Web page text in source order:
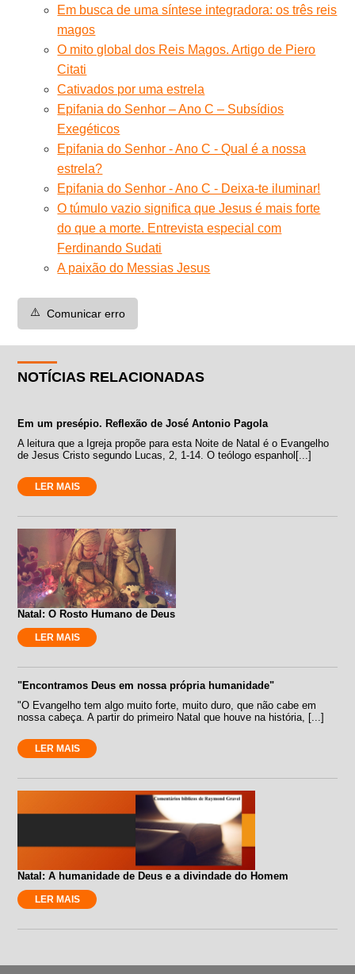
Em busca de uma síntese integradora: os três reis
magos
O mito global dos Reis Magos. Artigo de Piero
Citati
Cativados por uma estrela
Epifania do Senhor – Ano C – Subsídios
Exegéticos
Epifania do Senhor - Ano C - Qual é a nossa
estrela?
Epifania do Senhor - Ano C - Deixa-te iluminar!
O túmulo vazio significa que Jesus é mais forte
do que a morte. Entrevista especial com
Ferdinando Sudati
A paixão do Messias Jesus
⚠️ Comunicar erro
NOTÍCIAS RELACIONADAS
Em um presépio. Reflexão de José Antonio Pagola
A leitura que a Igreja propõe para esta Noite de Natal é o Evangelho
de Jesus Cristo segundo Lucas, 2, 1-14. O teólogo espanhol[...]
LER MAIS
Natal: O Rosto Humano de Deus
LER MAIS
"Encontramos Deus em nossa própria humanidade"
"O Evangelho tem algo muito forte, muito duro, que não cabe em
nossa cabeça. A partir do primeiro Natal que houve na história, [...]
LER MAIS
Natal: A humanidade de Deus e a divindade do Homem
LER MAIS